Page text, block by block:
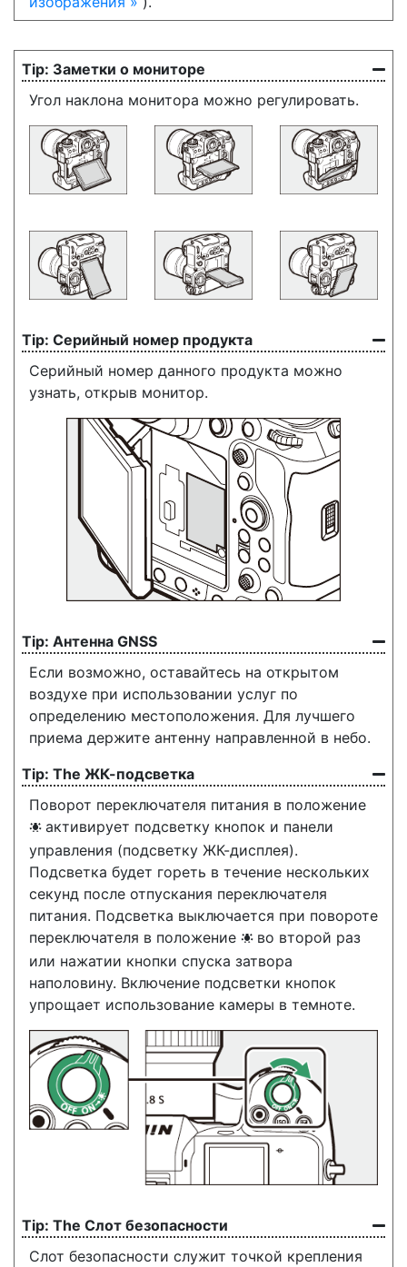
Заметки о мониторе
Угол наклона монитора можно регулировать.
Серийный номер продукта
Серийный номер данного продукта можно
узнать, открыв монитор.
Антенна GNSS
Если возможно, оставайтесь на открытом
воздухе при использовании услуг по
определению местоположения. Для лучшего
приема держите антенну направленной в небо.
The ЖК-подсветка
Поворот переключателя питания в положение
D активирует подсветку кнопок и панели
управления (подсветку ЖК-дисплея).
Подсветка будет гореть в течение нескольких
секунд после отпускания переключателя
питания. Подсветка выключается при повороте
переключателя в положение D во второй раз
или нажатии кнопки спуска затвора
наполовину. Включение подсветки кнопок
упрощает использование камеры в темноте.
The Слот безопасности
Слот безопасности служит точкой крепления